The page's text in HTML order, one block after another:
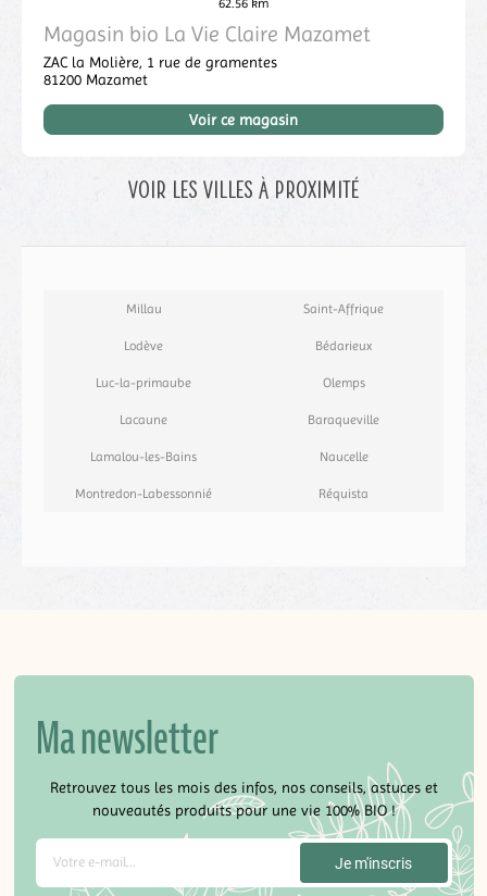
62.56 km
Magasin bio La Vie Claire Mazamet
ZAC la Molière, 1 rue de gramentes
81200 Mazamet
Voir ce magasin
Voir les villes à proximité
Millau Saint-Affrique
Lodève Bédarieux
Luc-la-primaube Olemps
Lacaune Baraqueville
Lamalou-les-Bains Naucelle
Montredon-Labessonnié Réquista
Ma newsletter
Retrouvez tous les mois des infos, nos conseils, astuces et
nouveautés produits pour une vie 100% BIO !